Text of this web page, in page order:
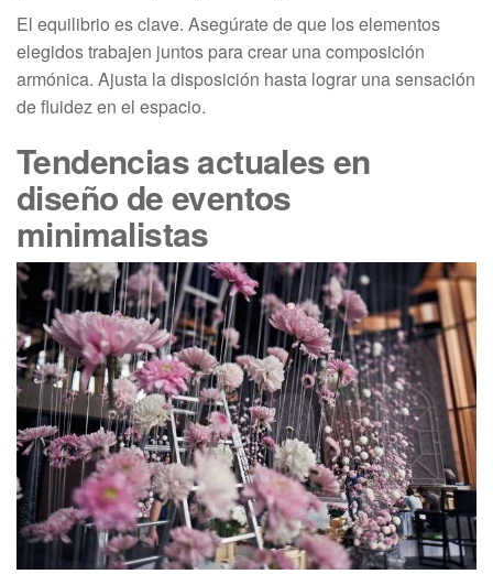
El equilibrio es clave. Asegúrate de que los elementos
elegidos trabajen juntos para crear una composición
armónica. Ajusta la disposición hasta lograr una sensación
de fluidez en el espacio.
Tendencias actuales en
diseño de eventos
minimalistas